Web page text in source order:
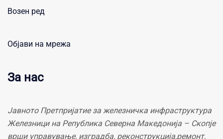
Возен ред
Објави на мрежа
За нас
Јавното Претпријатие за железничка инфраструктура
Железници на Република Северна Македонија – Скопје
врши управување, изградба, реконструкција,ремонт,